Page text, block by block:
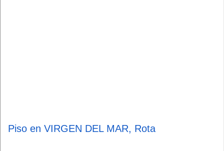
Piso en VIRGEN DEL MAR, Rota